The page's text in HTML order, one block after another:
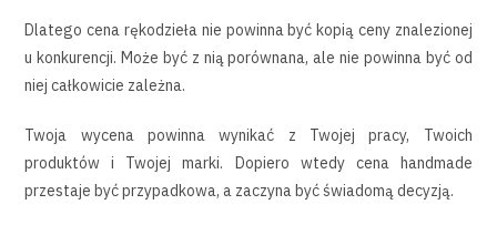
Dlatego cena rękodzieła nie powinna być kopią ceny znalezionej
u konkurencji. Może być z nią porównana, ale nie powinna być od
niej całkowicie zależna.
Twoja wycena powinna wynikać z Twojej pracy, Twoich
produktów i Twojej marki. Dopiero wtedy cena handmade
przestaje być przypadkowa, a zaczyna być świadomą decyzją.